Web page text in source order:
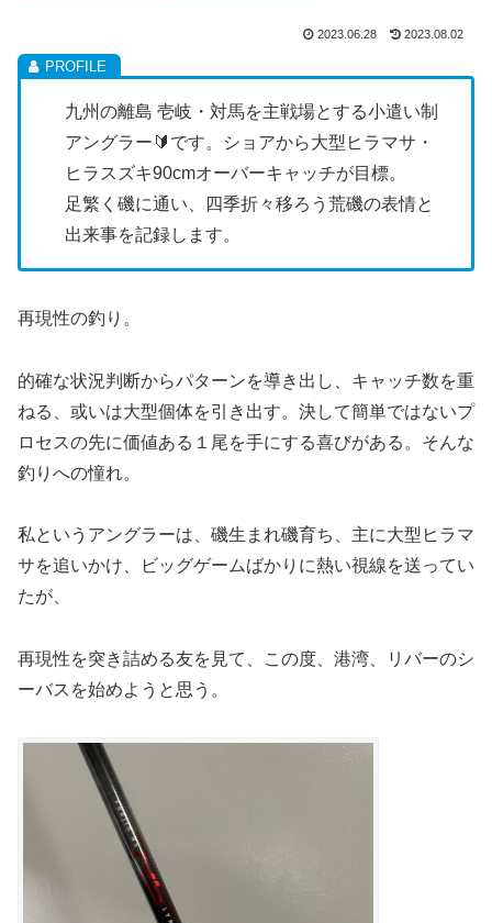
2023.06.28 2023.08.02
九州の離島 壱岐・対馬を主戦場とする小遣い制
アングラー🔰です。ショアから大型ヒラマサ・
ヒラスズキ90cmオーバーキャッチが目標。
足繁く磯に通い、四季折々移ろう荒磯の表情と
出来事を記録します。
再現性の釣り。
的確な状況判断からパターンを導き出し、キャッチ数を重
ねる、或いは大型個体を引き出す。決して簡単ではないプ
ロセスの先に価値ある１尾を手にする喜びがある。そんな
釣りへの憧れ。
私というアングラーは、磯生まれ磯育ち、主に大型ヒラマ
サを追いかけ、ビッグゲームばかりに熱い視線を送ってい
たが、
再現性を突き詰める友を見て、この度、港湾、リバーのシ
ーバスを始めようと思う。